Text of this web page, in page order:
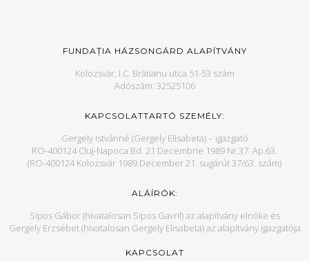
FUNDAȚIA HÁZSONGÁRD ALAPÍTVÁNY
Kolozsvár, I.C. Brătianu utca 51-53 szám
Adószám: 32525106
KAPCSOLATTARTÓ SZEMÉLY:
Gergely Istvánné (Gergely Elisabeta) – igazgató
RO-400124 Cluj-Napoca Bd. 21 Decembrie 1989 Nr.37. Ap.63.
(RO-400124 Kolozsvár 1989 December 21. sugárút 37/63. szám)
ALÁÍRÓK:
Sipos Gábor (hivatalosan Sipos Gavril) az alapítvány elnöke és
Gergely Erzsébet (hivatalosan Gergely Elisabeta) az alapítvány igazgatója
KAPCSOLAT